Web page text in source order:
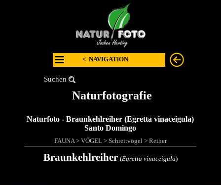
Suchen
Naturfotografie
< NAVIGATiON
Naturfoto - Braunkehlreiher (Egretta vinaceigula)
Santo Domingo
FAUNA> VÖGEL> Schreitvögel> Reiher
Braunkehlreiher (Egretta vinaceigula)